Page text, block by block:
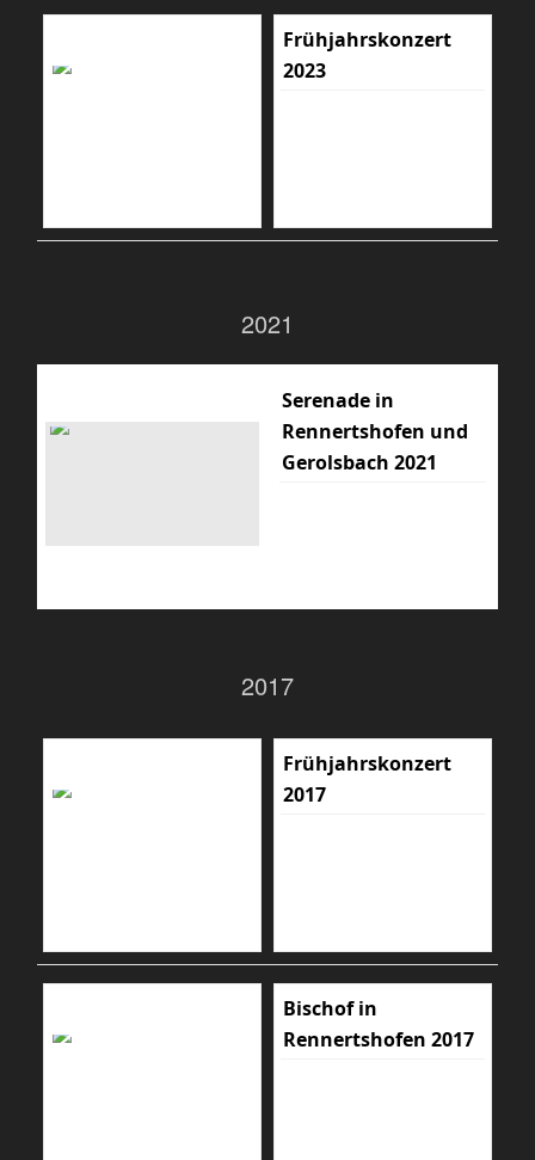
Frühjahrskonzert
2023
2021
Serenade in
Rennertshofen und
Gerolsbach 2021
2017
Frühjahrskonzert
2017
Bischof in
Rennertshofen 2017